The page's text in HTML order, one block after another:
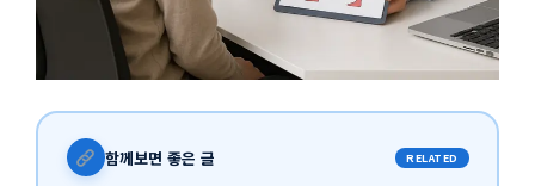
함께보면 좋은 글 RELATED